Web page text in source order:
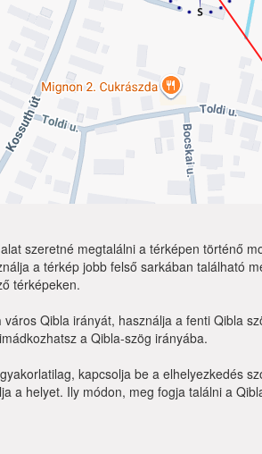
szeretné megtalálni a térképen történő
a térkép jobb felső sarkában található
térképeken.
város Qibla irányát, használja a fenti Qibla
a Qibla-szög irányába.
kapcsolja be a elhelyezkedés
a helyet. Ily módon, meg fogja találni a